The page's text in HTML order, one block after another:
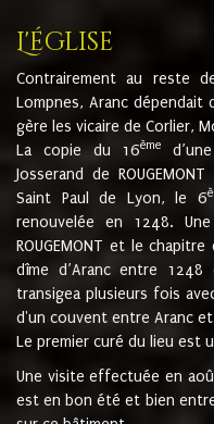
L'église
Contrairement au reste
Lompnes, Aranc dépendait
gère les vicaire de Corlier,
La copie du 16ème
Josserand de
Saint Paul de Lyon, le 6
renouvelée en 1248.
ROUGEMONT et le
dîme d’Aranc entre 1248
transigea plusieurs fois
d'un couvent entre Aranc
Le premier curé du lieu est
Une visite effectuée en
est en bon été et bien